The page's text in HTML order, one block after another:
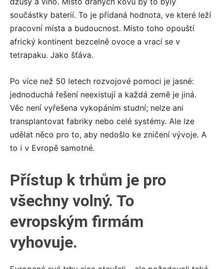
součástky baterií. To je přidaná hodnota, ve které leží
pracovní místa a budoucnost. Místo toho opouští
africký kontinent bezcelně ovoce a vrací se v
tetrapaku. Jako šťáva.
Po více než 50 letech rozvojové pomoci je jasné:
jednoduchá řešení neexistují a každá země je jiná.
Věc není vyřešena vykopáním studní; nelze ani
transplantovat fabriky nebo celé systémy. Ale lze
udělat něco pro to, aby nedošlo ke zničení vývoje. A
to i v Evropě samotné.
Přístup k trhům je pro
všechny volný. To
evropským firmám
vyhovuje.